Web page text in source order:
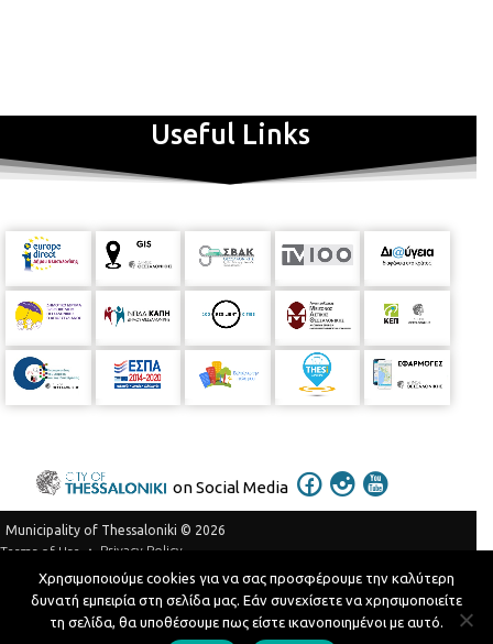
Useful Links
on Social Media
Municipality of Thessaloniki © 2026
Terms of Use
Privacy Policy
Telephone Catalog
Developed byMyCompany Projects
Χρησιμοποιούμε cookies για να σας προσφέρουμε την καλύτερη
δυνατή εμπειρία στη σελίδα μας. Εάν συνεχίσετε να χρησιμοποιείτε
τη σελίδα, θα υποθέσουμε πως είστε ικανοποιημένοι με αυτό.